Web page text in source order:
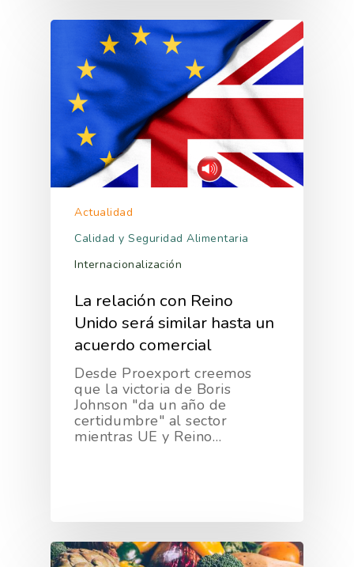
Actualidad
Calidad y Seguridad Alimentaria
Internacionalización
La relación con Reino
Unido será similar hasta un
acuerdo comercial
Desde Proexport creemos
que la victoria de Boris
Johnson "da un año de
certidumbre" al sector
mientras UE y Reino…